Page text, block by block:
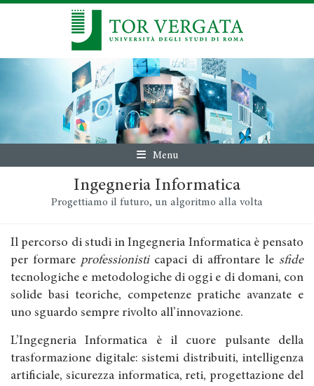
Menu
Ingegneria Informatica
Progettiamo il futuro, un algoritmo alla volta
Il percorso di studi in Ingegneria Informatica è pensato
per formare professionisticapaci di affrontare le sfide
tecnologiche e metodologiche di oggi e di domani, con
solide basi teoriche, competenze pratiche avanzate e
uno sguardo sempre rivolto all’innovazione.
L’Ingegneria Informatica è il cuore pulsante della
trasformazione digitale: sistemi distribuiti, intelligenza
artificiale, sicurezza informatica, reti, progettazione del